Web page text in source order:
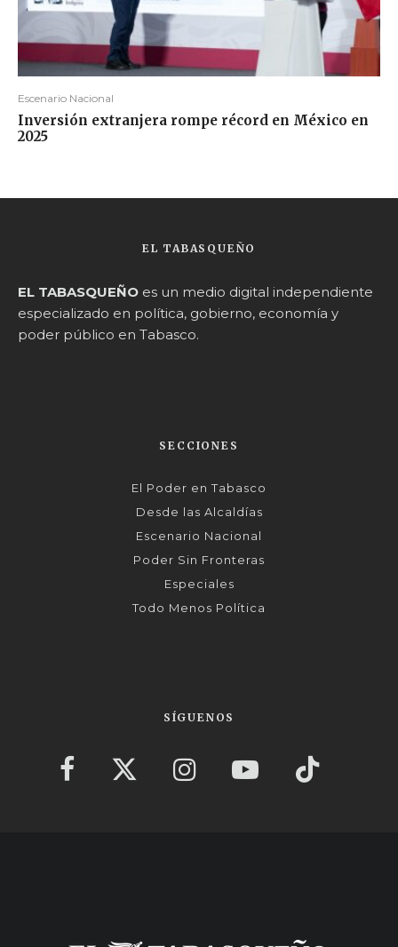
Escenario Nacional
Inversión extranjera rompe récord en México en
2025
EL TABASQUEÑO
EL TABASQUEÑO es un medio digital independiente
especializado en política, gobierno, economía y
poder público en Tabasco.
SECCIONES
El Poder en Tabasco
Desde las Alcaldías
Escenario Nacional
Poder Sin Fronteras
Especiales
Todo Menos Política
SÍGUENOS